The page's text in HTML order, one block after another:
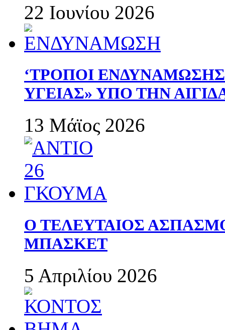
22 Ιουνίου 2026
‘ΤΡΟΠΟΙ
ΥΓΕΙΑΣ» ΥΠΟ ΤΗΝ
13 Μάϊος 2026
Ο ΤΕΛΕΥΤΑΙΟΣ
ΜΠΑΣΚΕΤ
5 Απριλίου 2026